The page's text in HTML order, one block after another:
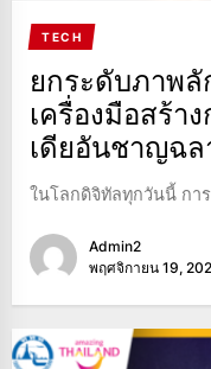
TECH
ยกระดับภาพ
เครื่องมือสร้า
เดียอันชาญฉล
ในโลกดิจิทัลทุกวันนี้ กา
Admin2
พฤศจิกายน 19,